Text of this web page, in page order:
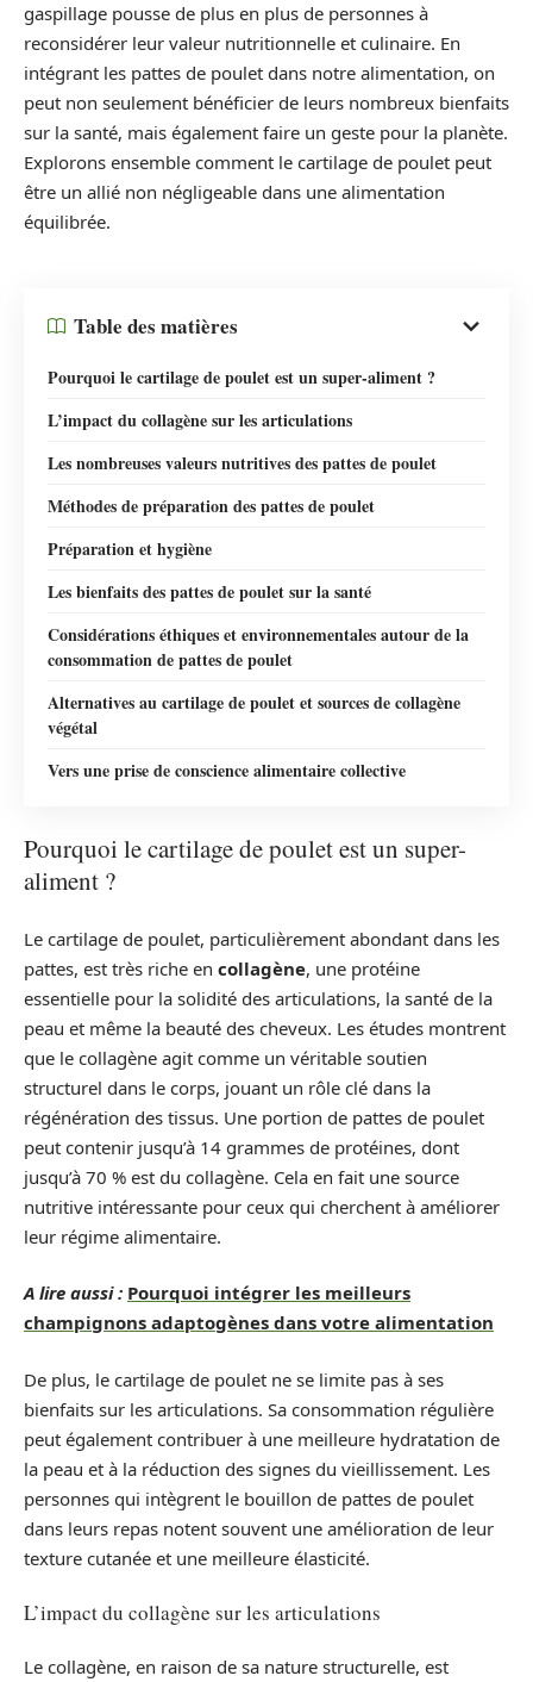
gaspillage pousse de plus en plus de personnes à
reconsidérer leur valeur nutritionnelle et culinaire. En
intégrant les pattes de poulet dans notre alimentation, on
peut non seulement bénéficier de leurs nombreux bienfaits
sur la santé, mais également faire un geste pour la planète.
Explorons ensemble comment le cartilage de poulet peut
être un allié non négligeable dans une alimentation
équilibrée.
Table des matières
Pourquoi le cartilage de poulet est un super-aliment ?
L’impact du collagène sur les articulations
Les nombreuses valeurs nutritives des pattes de poulet
Méthodes de préparation des pattes de poulet
Préparation et hygiène
Les bienfaits des pattes de poulet sur la santé
Considérations éthiques et environnementales autour de la
consommation de pattes de poulet
Alternatives au cartilage de poulet et sources de collagène
végétal
Vers une prise de conscience alimentaire collective
Pourquoi le cartilage de poulet est un super-
aliment ?
Le cartilage de poulet, particulièrement abondant dans les
pattes, est très riche en collagène, une protéine
essentielle pour la solidité des articulations, la santé de la
peau et même la beauté des cheveux. Les études montrent
que le collagène agit comme un véritable soutien
structurel dans le corps, jouant un rôle clé dans la
régénération des tissus. Une portion de pattes de poulet
peut contenir jusqu’à 14 grammes de protéines, dont
jusqu’à 70 % est du collagène. Cela en fait une source
nutritive intéressante pour ceux qui cherchent à améliorer
leur régime alimentaire.
A lire aussi : Pourquoi intégrer les meilleurs
champignons adaptogènes dans votre alimentation
De plus, le cartilage de poulet ne se limite pas à ses
bienfaits sur les articulations. Sa consommation régulière
peut également contribuer à une meilleure hydratation de
la peau et à la réduction des signes du vieillissement. Les
personnes qui intègrent le bouillon de pattes de poulet
dans leurs repas notent souvent une amélioration de leur
texture cutanée et une meilleure élasticité.
L’impact du collagène sur les articulations
Le collagène, en raison de sa nature structurelle, est